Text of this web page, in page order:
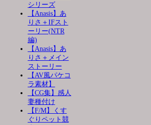
シリーズ
【Anasis】あ
りさ＋IFスト
ーリー(NTR
編)
【Anasis】あ
りさ＋メイン
ストーリー
【AV風パケコ
ラ素材】
【CG集】感人
妻種付け
【F/M】くす
ぐりペット競